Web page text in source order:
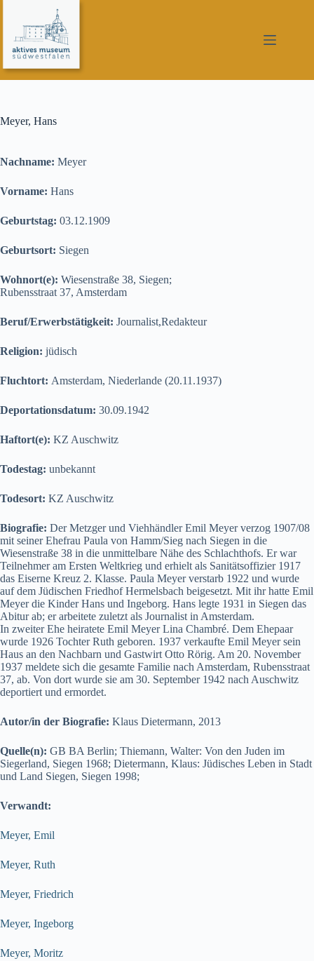
springen
Meyer, Hans
Nachname: Meyer
Vorname: Hans
Geburtstag: 03.12.1909
Geburtsort: Siegen
Wohnort(e): Wiesenstraße 38, Siegen;
Rubensstraat 37, Amsterdam
Beruf/Erwerbstätigkeit: Journalist,Redakteur
Religion: jüdisch
Fluchtort: Amsterdam, Niederlande (20.11.1937)
Deportationsdatum: 30.09.1942
Haftort(e): KZ Auschwitz
Todestag: unbekannt
Todesort: KZ Auschwitz
Biografie: Der Metzger und Viehhändler Emil Meyer verzog 1907/08
mit seiner Ehefrau Paula von Hamm/Sieg nach Siegen in die
Wiesenstraße 38 in die unmittelbare Nähe des Schlachthofs. Er war
Teilnehmer am Ersten Weltkrieg und erhielt als Sanitätsoffizier 1917
das Eiserne Kreuz 2. Klasse. Paula Meyer verstarb 1922 und wurde
auf dem Jüdischen Friedhof Hermelsbach beigesetzt. Mit ihr hatte Emil
Meyer die Kinder Hans und Ingeborg. Hans legte 1931 in Siegen das
Abitur ab; er arbeitete zuletzt als Journalist in Amsterdam.
In zweiter Ehe heiratete Emil Meyer Lina Chambré. Dem Ehepaar
wurde 1926 Tochter Ruth geboren. 1937 verkaufte Emil Meyer sein
Haus an den Nachbarn und Gastwirt Otto Rörig. Am 20. November
1937 meldete sich die gesamte Familie nach Amsterdam, Rubensstraat
37, ab. Von dort wurde sie am 30. September 1942 nach Auschwitz
deportiert und ermordet.
Autor/in der Biografie: Klaus Dietermann, 2013
Quelle(n): GB BA Berlin; Thiemann, Walter: Von den Juden im
Siegerland, Siegen 1968; Dietermann, Klaus: Jüdisches Leben in Stadt
und Land Siegen, Siegen 1998;
Verwandt:
Meyer, Emil
Meyer, Ruth
Meyer, Friedrich
Meyer, Ingeborg
Meyer, Moritz